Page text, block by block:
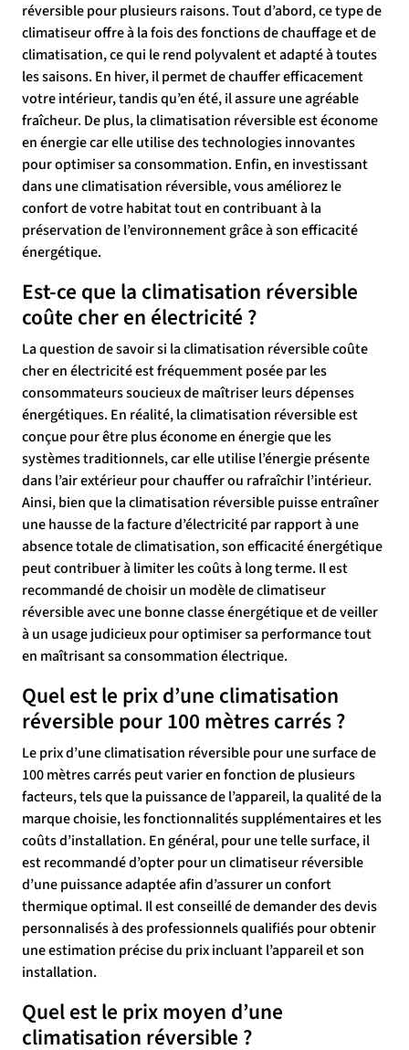
réversible pour plusieurs raisons. Tout d’abord, ce type de
climatiseur offre à la fois des fonctions de chauffage et de
climatisation, ce qui le rend polyvalent et adapté à toutes
les saisons. En hiver, il permet de chauffer efficacement
votre intérieur, tandis qu’en été, il assure une agréable
fraîcheur. De plus, la climatisation réversible est économe
en énergie car elle utilise des technologies innovantes
pour optimiser sa consommation. Enfin, en investissant
dans une climatisation réversible, vous améliorez le
confort de votre habitat tout en contribuant à la
préservation de l’environnement grâce à son efficacité
énergétique.
Est-ce que la climatisation réversible
coûte cher en électricité ?
La question de savoir si la climatisation réversible coûte
cher en électricité est fréquemment posée par les
consommateurs soucieux de maîtriser leurs dépenses
énergétiques. En réalité, la climatisation réversible est
conçue pour être plus économe en énergie que les
systèmes traditionnels, car elle utilise l’énergie présente
dans l’air extérieur pour chauffer ou rafraîchir l’intérieur.
Ainsi, bien que la climatisation réversible puisse entraîner
une hausse de la facture d’électricité par rapport à une
absence totale de climatisation, son efficacité énergétique
peut contribuer à limiter les coûts à long terme. Il est
recommandé de choisir un modèle de climatiseur
réversible avec une bonne classe énergétique et de veiller
à un usage judicieux pour optimiser sa performance tout
en maîtrisant sa consommation électrique.
Quel est le prix d’une climatisation
réversible pour 100 mètres carrés ?
Le prix d’une climatisation réversible pour une surface de
100 mètres carrés peut varier en fonction de plusieurs
facteurs, tels que la puissance de l’appareil, la qualité de la
marque choisie, les fonctionnalités supplémentaires et les
coûts d’installation. En général, pour une telle surface, il
est recommandé d’opter pour un climatiseur réversible
d’une puissance adaptée afin d’assurer un confort
thermique optimal. Il est conseillé de demander des devis
personnalisés à des professionnels qualifiés pour obtenir
une estimation précise du prix incluant l’appareil et son
installation.
Quel est le prix moyen d’une
climatisation réversible ?